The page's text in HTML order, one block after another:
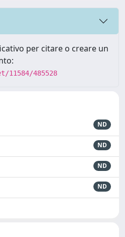
per citare o creare un
485528
ND
ND
ND
ND